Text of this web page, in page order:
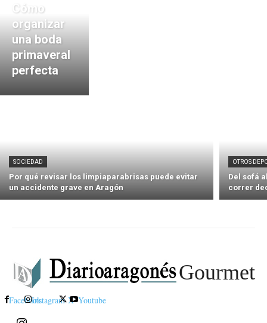
Cómo
organizar
una boda
primaveral
perfecta
SOCIEDAD
Por qué revisar los limpiaparabrisas puede evitar
un accidente grave en Aragón
OTROS
Del sofá
correr
Gourmet
FacebookInstagram X Youtube